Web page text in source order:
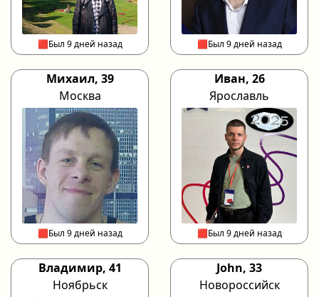
🟥Был 9 дней назад 🟥Был 9 дней назад
Михаил, 39
Москва
🟥Был 9 дней назад
Иван, 26
Ярославль
🟥Был 9 дней назад
Владимир, 41
Ноябрьск
John, 33
Новороссийск